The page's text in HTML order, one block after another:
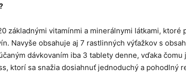
základnými vitamínmi a minerálnymi látkami, ktoré
Navyše obsahuje aj 7 rastlinných výťažkov s
dávkovaním iba 3 tablety denne, vďaka čomu
ktorí sa snažia dosiahnuť jednoduchý a pohodlný